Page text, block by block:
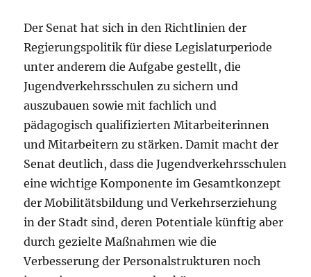
Der Senat hat sich in den Richtlinien der
Regierungspolitik für diese Legislaturperiode
unter anderem die Aufgabe gestellt, die
Jugendverkehrsschulen zu sichern und
auszubauen sowie mit fachlich und
pädagogisch qualifizierten Mitarbeiterinnen
und Mitarbeitern zu stärken. Damit macht der
Senat deutlich, dass die Jugendverkehrsschulen
eine wichtige Komponente im Gesamtkonzept
der Mobilitätsbildung und Verkehrserziehung
in der Stadt sind, deren Potentiale künftig aber
durch gezielte Maßnahmen wie die
Verbesserung der Personalstrukturen noch